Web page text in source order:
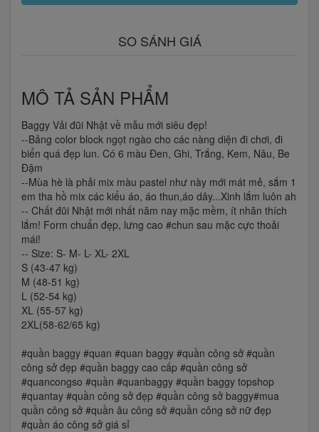
SO SÁNH GIÁ
MÔ TẢ SẢN PHẨM
Baggy Vải đũi Nhật về mẫu mới siêu đẹp!
--Bảng color block ngọt ngào cho các nàng diện đi chơi, đi
biển quá đẹp lun. Có 6 màu Đen, Ghi, Trắng, Kem, Nâu, Be
Đậm
--Mùa hè là phải mix màu pastel như này mới mát mẻ, sắm 1
em tha hồ mix các kiểu áo, áo thun,áo dây...Xinh lắm luôn ah
-- Chất đũi Nhật mới nhất năm nay mặc mềm, ít nhăn thích
lắm! Form chuẩn đẹp, lưng cao #chun sau mặc cực thoải
mái!
-- Size: S- M- L- XL- 2XL
S (43-47 kg)
M (48-51 kg)
L (52-54 kg)
XL (55-57 kg)
2XL(58-62/65 kg)
#quần baggy #quan #quan baggy #quần công sở #quần
công sở đẹp #quần baggy cao cấp #quần công sở
#quancongso #quần #quanbaggy #quần baggy topshop
#quantay #quần công sở đẹp #quần công sở baggy#mua
quần công sở #quần âu công sở #quần công sở nữ đẹp
#quần áo công sở giá sỉ